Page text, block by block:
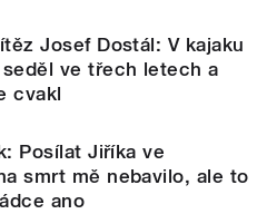
Josef Dostál: V kajaku
ve třech letech a
cvakl
Posílat Jiříka ve
smrt mě nebavilo, ale to
ano